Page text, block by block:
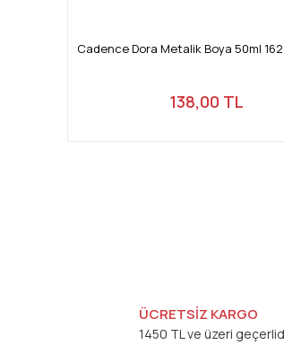
Cadence Dora Metalik Boya 50ml 162
138,00 TL
ÜCRETSİZ KARGO
1450 TL ve üzeri